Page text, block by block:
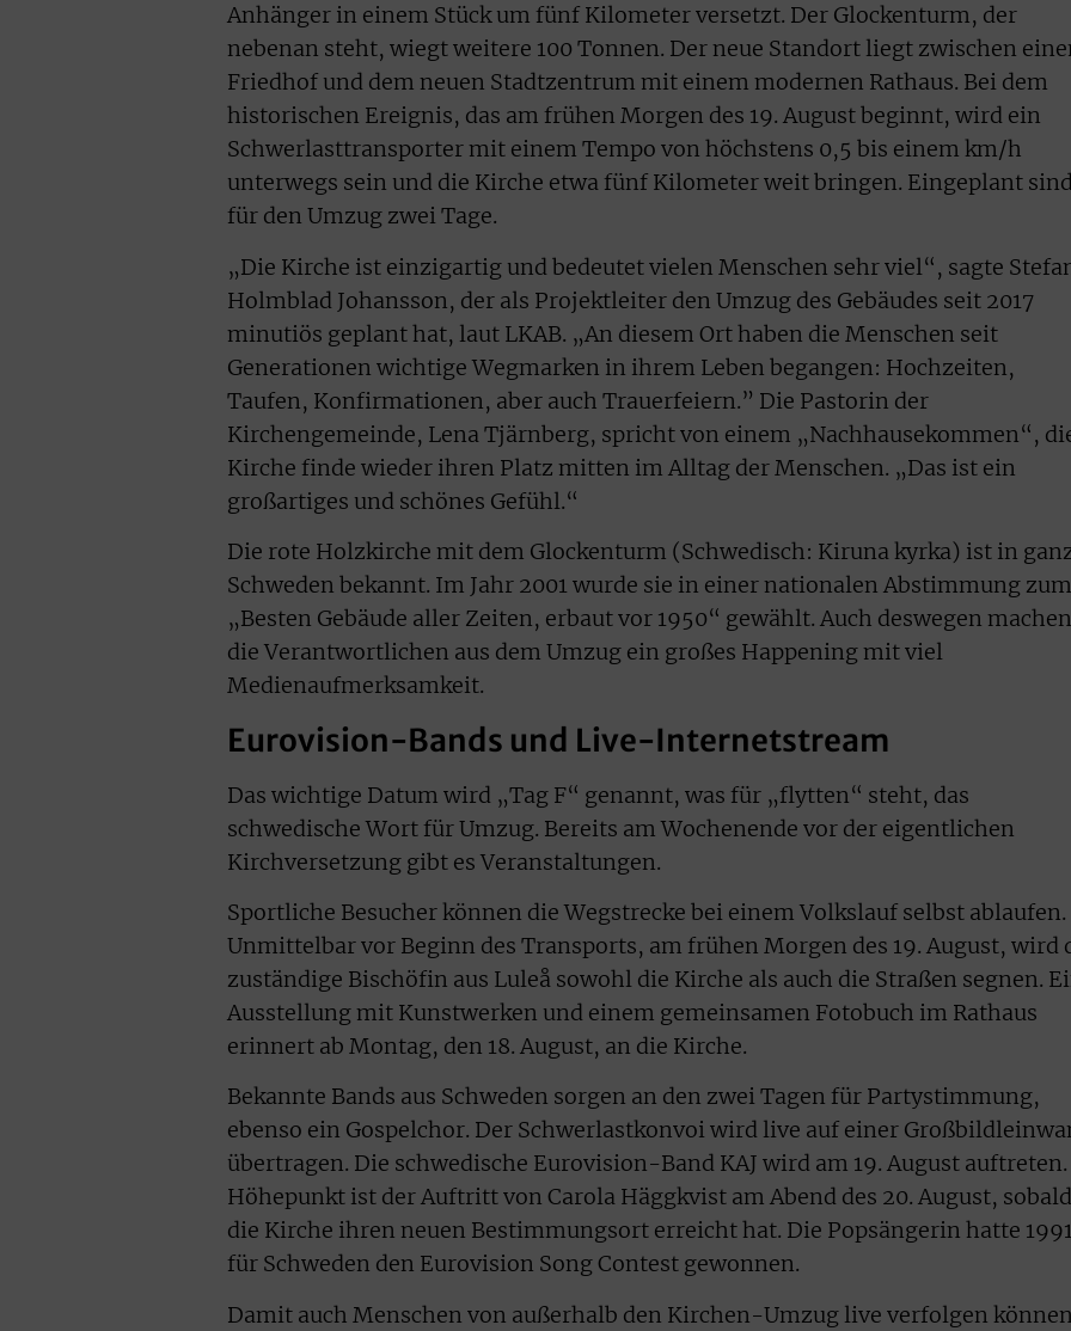
Anhänger in einem Stück um fünf Kilometer versetzt. Der Glockenturm, der
nebenan steht, wiegt weitere 100 Tonnen. Der neue Standort liegt zwischen
Friedhof und dem neuen Stadtzentrum mit einem modernen Rathaus. Bei dem
historischen Ereignis, das am frühen Morgen des 19. August beginnt, wird ein
Schwerlasttransporter mit einem Tempo von höchstens 0,5 bis einem km/h
unterwegs sein und die Kirche etwa fünf Kilometer weit bringen. Eingeplant sind
für den Umzug zwei Tage.
„Die Kirche ist einzigartig und bedeutet vielen Menschen sehr viel“, sagte
Holmblad Johansson, der als Projektleiter den Umzug des Gebäudes seit 2017
minutiös geplant hat, laut LKAB. „An diesem Ort haben die Menschen seit
Generationen wichtige Wegmarken in ihrem Leben begangen: Hochzeiten,
Taufen, Konfirmationen, aber auch Trauerfeiern.” Die Pastorin der
Kirchengemeinde, Lena Tjärnberg, spricht von einem „Nachhausekommen“,
Kirche finde wieder ihren Platz mitten im Alltag der Menschen. „Das ist ein
großartiges und schönes Gefühl.“
Die rote Holzkirche mit dem Glockenturm (Schwedisch: Kiruna kyrka) ist in
Schweden bekannt. Im Jahr 2001 wurde sie in einer nationalen Abstimmung zum
„Besten Gebäude aller Zeiten, erbaut vor 1950“ gewählt. Auch deswegen machen
die Verantwortlichen aus dem Umzug ein großes Happening mit viel
Medienaufmerksamkeit.
Eurovision-Bands und Live-Internetstream
Das wichtige Datum wird „Tag F“ genannt, was für „flytten“ steht, das
schwedische Wort für Umzug. Bereits am Wochenende vor der eigentlichen
Kirchversetzung gibt es Veranstaltungen.
Sportliche Besucher können die Wegstrecke bei einem Volkslauf selbst ablaufen.
Unmittelbar vor Beginn des Transports, am frühen Morgen des 19. August, wird
zuständige Bischöfin aus Luleå sowohl die Kirche als auch die Straßen segnen.
Ausstellung mit Kunstwerken und einem gemeinsamen Fotobuch im Rathaus
erinnert ab Montag, den 18. August, an die Kirche.
Bekannte Bands aus Schweden sorgen an den zwei Tagen für Partystimmung,
ebenso ein Gospelchor. Der Schwerlastkonvoi wird live auf einer
übertragen. Die schwedische Eurovision-Band KAJ wird am 19. August auftreten.
Höhepunkt ist der Auftritt von Carola Häggkvist am Abend des 20. August, sobald
die Kirche ihren neuen Bestimmungsort erreicht hat. Die Popsängerin hatte 1991
für Schweden den Eurovision Song Contest gewonnen.
Damit auch Menschen von außerhalb den Kirchen-Umzug live verfolgen